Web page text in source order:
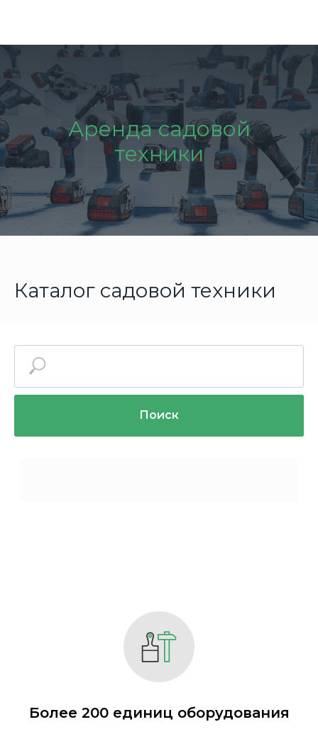
Аренда садовой
техники
Каталог садовой техники
Поиск
Более 200 единиц оборудования